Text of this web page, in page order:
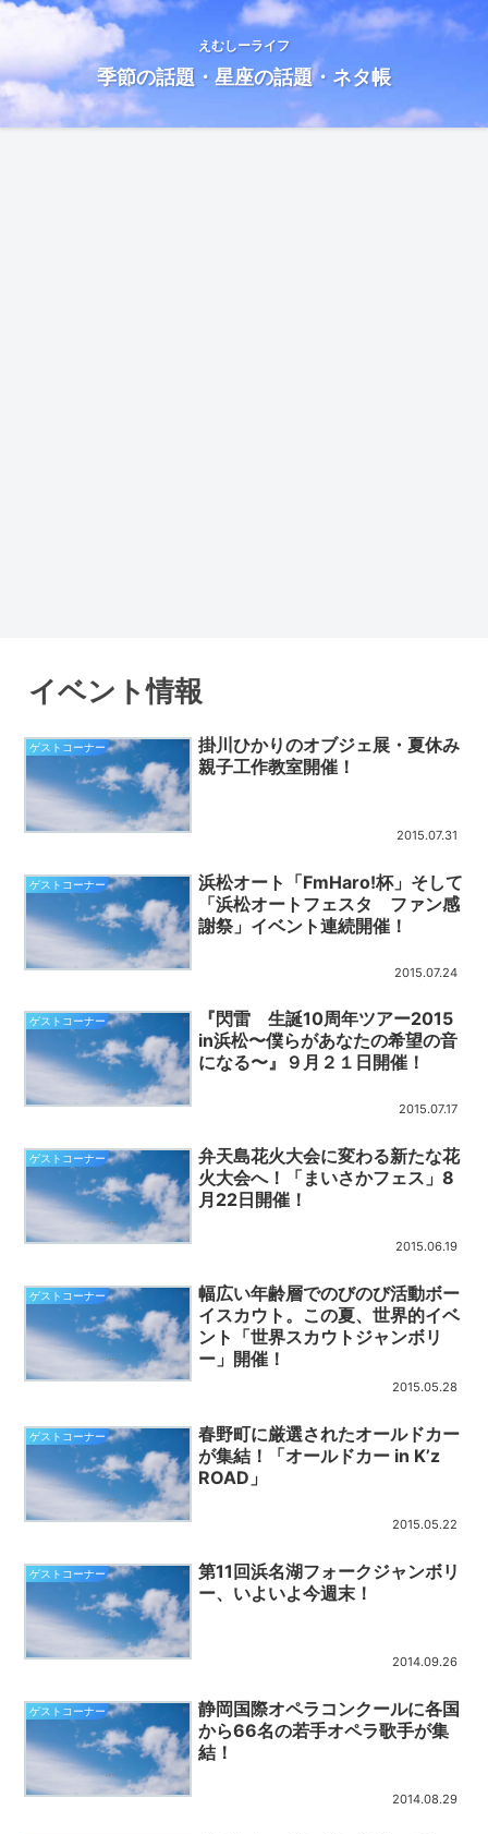
えむしーライフ
季節の話題・星座の話題・ネタ帳
イベント情報
ゲストコーナー
掛川ひかりのオブジェ展・夏休み
親子工作教室開催！
2015.07.31
ゲストコーナー
浜松オート「FmHaro!杯」そして
「浜松オートフェスタ ファン感
謝祭」イベント連続開催！
2015.07.24
ゲストコーナー
『閃雷 生誕10周年ツアー2015
in浜松〜僕らがあなたの希望の音
になる〜』９月２１日開催！
2015.07.17
ゲストコーナー
弁天島花火大会に変わる新たな花
火大会へ！「まいさかフェス」8
月22日開催！
2015.06.19
ゲストコーナー
幅広い年齢層でのびのび活動ボー
イスカウト。この夏、世界的イベ
ント「世界スカウトジャンボリ
ー」開催！
2015.05.28
ゲストコーナー
春野町に厳選されたオールドカー
が集結！「オールドカー in K’z
ROAD」
2015.05.22
ゲストコーナー
第11回浜名湖フォークジャンボリ
ー、いよいよ今週末！
2014.09.26
ゲストコーナー
静岡国際オペラコンクールに各国
から66名の若手オペラ歌手が集
結！
2014.08.29